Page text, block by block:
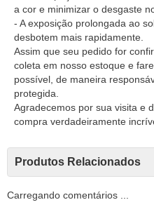
a cor e minimizar o desgaste
- A exposição prolongada ao
desbotem mais rapidamente.
Assim que seu pedido for
coleta em nosso estoque e
possível, de maneira
protegida.
Agradecemos por sua visita e
compra verdadeiramente
Produtos Relacionados
Carregando comentários ...